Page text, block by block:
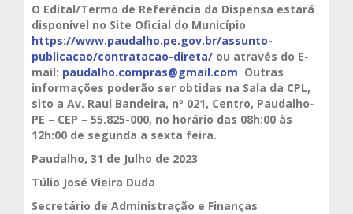
O Edital/Termo de Referência da Dispensa estará
disponível no Site Oficial do Município
https://www.paudalho.pe.gov.br/assunto-
publicacao/contratacao-direta/ ou através do E-
mail: paudalho.compras@gmail.com Outras
informações poderão ser obtidas na Sala da CPL,
sito a Av. Raul Bandeira, nº 021, Centro, Paudalho-
PE – CEP – 55.825-000, no horário das 08h:00 às
12h:00 de segunda a sexta feira.
Paudalho, 31 de Julho de 2023
Túlio José Vieira Duda
Secretário de Administração e Finanças